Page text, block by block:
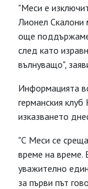
"Меси е
Лионел Скалони
още поддържаме
след като
вълнуващо",
Информацията
германския
изказването
"С Меси се
време на време.
уважително
за първи път